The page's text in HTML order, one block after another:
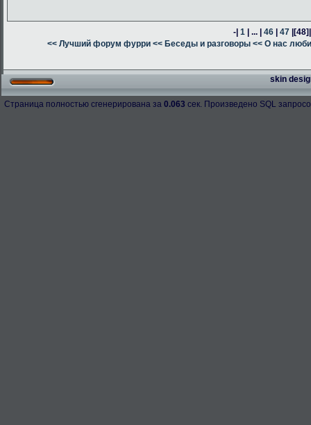
-| 1 | ... | 46 | 47 |[48]
<< Лучший форум фурри << Беседы и разговоры << О нас
skin
Страница полностью сгенерирована за 0.063 сек. Произведено SQL